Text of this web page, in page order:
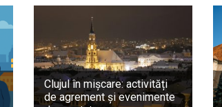
Clujul în mișcare: activități
de agrement și evenimente